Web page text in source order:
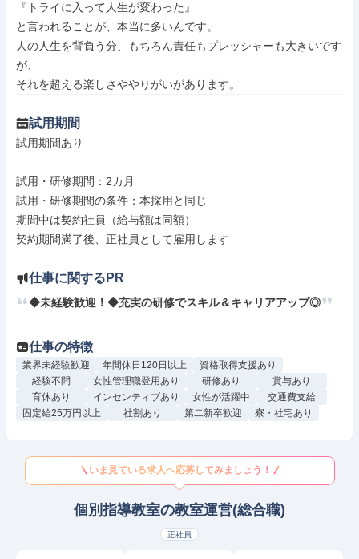
『トライに入って人生が変わった』
と言われることが、本当に多いんです。
人の人生を背負う分、もちろん責任もプレッシャーも大きいです
が、
それを超える楽しさややりがいがあります。
試用期間
試用期間あり
試用・研修期間：2カ月
試用・研修期間の条件：本採用と同じ
期間中は契約社員（給与額は同額）
仕事に関するPR
◆未経験歓迎！◆充実の研修でスキル＆キャリアアップ◎
仕事の特徴
業界未経験歓迎 年間休日120日以上
資格取得支援あり
経験不問
女性管理職登用あり 研修あり
賞与あり
育休あり
インセンティブあり 女性が活躍中
交通費支給
固定給25万円以上
社割あり 第二新卒歓迎 寮・社宅あり
いま見ている求人へ応募してみましょう！
個別指導教室の教室運営(総合職)
正社員